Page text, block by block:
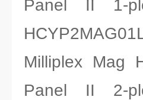
Panel II 1-
Milliplex Mag
Panel II 2-